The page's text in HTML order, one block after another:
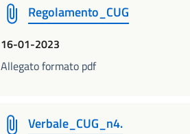
Regolamento_CUG
16-01-2023
Allegato formato pdf
Verbale_CUG_n4.